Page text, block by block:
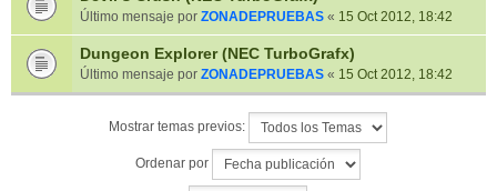
Último mensaje por ZONADEPRUEBAS « 15 Oct 2012, 18:42
Dungeon Explorer (NEC TurboGrafx)
Último mensaje por ZONADEPRUEBAS « 15 Oct 2012, 18:42
Mostrar temas previos:
Ordenar por